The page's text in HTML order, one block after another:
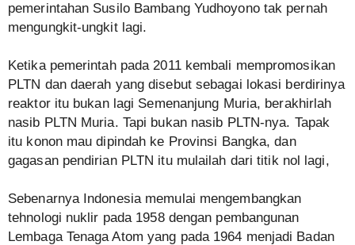
pemerintahan Susilo Bambang Yudhoyono tak pernah
mengungkit-ungkit lagi.
Ketika pemerintah pada 2011 kembali mempromosikan
PLTN dan daerah yang disebut sebagai lokasi berdirinya
reaktor itu bukan lagi Semenanjung Muria, berakhirlah
nasib PLTN Muria. Tapi bukan nasib PLTN-nya. Tapak
itu konon mau dipindah ke Provinsi Bangka, dan
gagasan pendirian PLTN itu mulailah dari titik nol lagi,
Sebenarnya Indonesia memulai mengembangkan
tehnologi nuklir pada 1958 dengan pembangunan
Lembaga Tenaga Atom yang pada 1964 menjadi Badan